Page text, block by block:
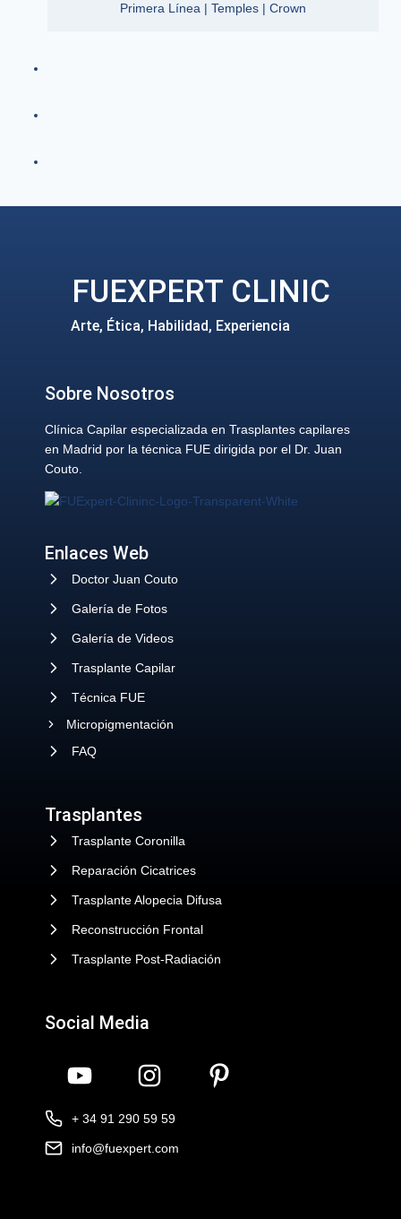
Primera Línea | Temples | Crown
FUEXPERT CLINIC
Arte, Ética, Habilidad, Experiencia
Sobre Nosotros
Clínica Capilar especializada en Trasplantes capilares
en Madrid por la técnica FUE dirigida por el Dr. Juan
Couto.
Enlaces Web
Doctor Juan Couto
Galería de Fotos
Galería de Videos
Trasplante Capilar
Técnica FUE
Micropigmentación
FAQ
Trasplantes
Trasplante Coronilla
Reparación Cicatrices
Trasplante Alopecia Difusa
Reconstrucción Frontal
Trasplante Post-Radiación
Social Media
+ 34 91 290 59 59
info@fuexpert.com